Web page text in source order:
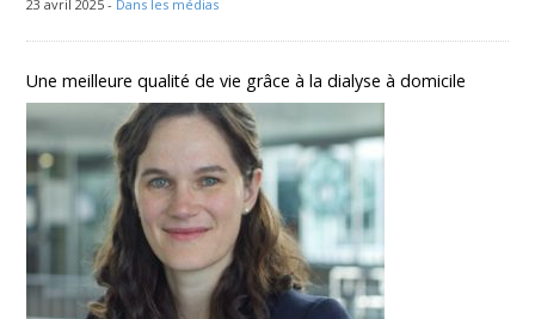
23 avril 2025 - Dans les médias
Une meilleure qualité de vie grâce à la dialyse à domicile